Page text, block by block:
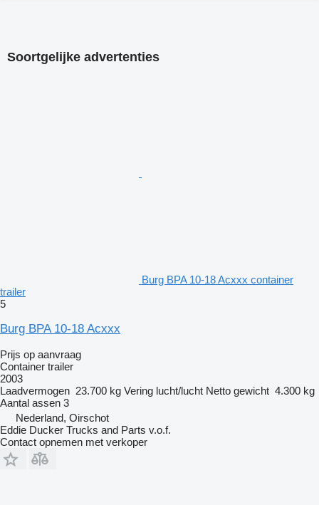
Soortgelijke advertenties
Burg BPA 10-18 Acxxx container
trailer
5
Burg BPA 10-18 Acxxx
Prijs op aanvraag
Container trailer
2003
Laadvermogen 23.700 kg Vering lucht/lucht Netto gewicht 4.300 kg
Aantal assen 3
Nederland, Oirschot
Eddie Ducker Trucks and Parts v.o.f.
Contact opnemen met verkoper